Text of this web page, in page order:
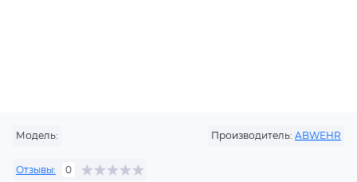
Модель: Производитель: ABWEHR
Отзывы: 0